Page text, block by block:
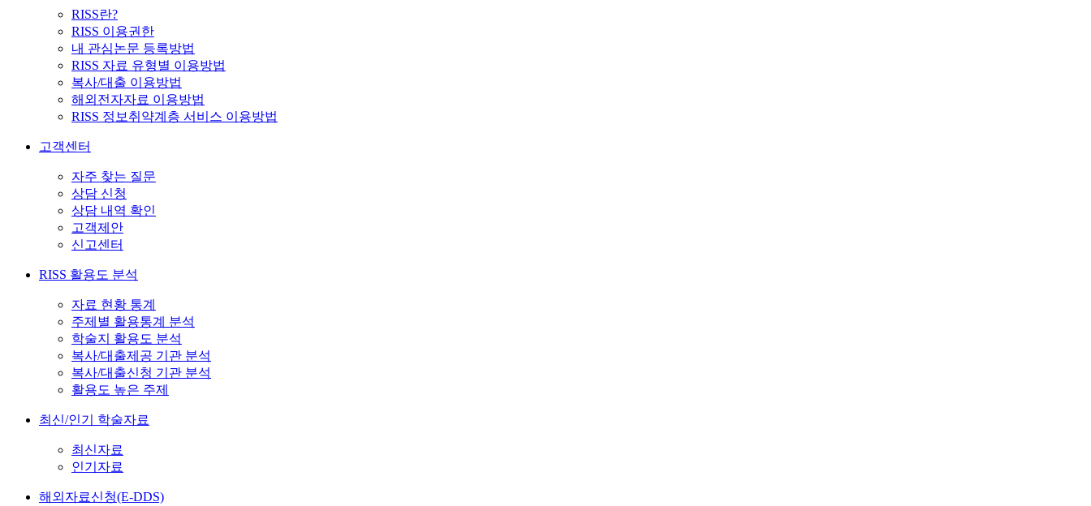
RISS란?
RISS 이용권한
내 관심논문 등록방법
RISS 자료 유형별 이용방법
복사/대출 이용방법
해외전자자료 이용방법
RISS 정보취약계층 서비스 이용방법
고객센터
자주 찾는 질문
상담 신청
상담 내역 확인
고객제안
신고센터
RISS 활용도 분석
자료 현황 통계
주제별 활용통계 분석
학술지 활용도 분석
복사/대출제공 기관 분석
복사/대출신청 기관 분석
활용도 높은 주제
최신/인기 학술자료
최신자료
인기자료
해외자료신청(E-DDS)